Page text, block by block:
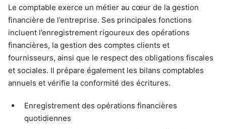
Le comptable exerce un métier au cœur de la gestion
financière de l’entreprise. Ses principales fonctions
incluent l’enregistrement rigoureux des opérations
financières, la gestion des comptes clients et
fournisseurs, ainsi que le respect des obligations fiscales
et sociales. Il prépare également les bilans comptables
annuels et vérifie la conformité des écritures.
Enregistrement des opérations financières
quotidiennes